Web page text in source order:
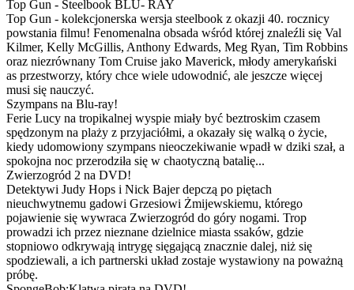
Top Gun - Steelbook BLU- RAY
Top Gun - kolekcjonerska wersja steelbook z okazji 40. rocznicy
powstania filmu! Fenomenalna obsada wśród której znaleźli się Val
Kilmer, Kelly McGillis, Anthony Edwards, Meg Ryan, Tim Robbins
oraz niezrównany Tom Cruise jako Maverick, młody amerykański
as przestworzy, który chce wiele udowodnić, ale jeszcze więcej
musi się nauczyć.
Szympans na Blu-ray!
Ferie Lucy na tropikalnej wyspie miały być beztroskim czasem
spędzonym na plaży z przyjaciółmi, a okazały się walką o życie,
kiedy udomowiony szympans nieoczekiwanie wpadł w dziki szał, a
spokojna noc przerodziła się w chaotyczną batalię...
Zwierzogród 2 na DVD!
Detektywi Judy Hops i Nick Bajer depczą po piętach
nieuchwytnemu gadowi Grzesiowi Żmijewskiemu, którego
pojawienie się wywraca Zwierzogród do góry nogami. Trop
prowadzi ich przez nieznane dzielnice miasta ssaków, gdzie
stopniowo odkrywają intrygę sięgającą znacznie dalej, niż się
spodziewali, a ich partnerski układ zostaje wystawiony na poważną
próbę.